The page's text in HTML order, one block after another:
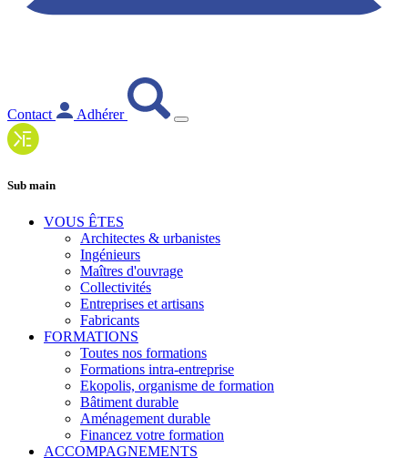
Contact Adhérer
Sub main
VOUS ÊTES
Architectes & urbanistes
Ingénieurs
Maîtres d'ouvrage
Collectivités
Entreprises et artisans
Fabricants
FORMATIONS
Toutes nos formations
Formations intra-entreprise
Ekopolis, organisme de formation
Bâtiment durable
Aménagement durable
Financez votre formation
ACCOMPAGNEMENTS